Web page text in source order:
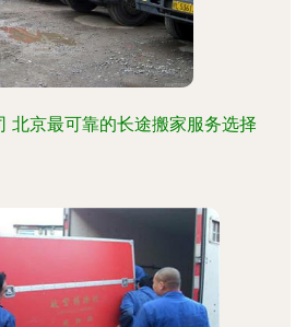
北京最可靠的长途搬家服务选择